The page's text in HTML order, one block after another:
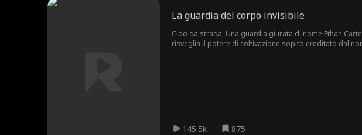
La guardia del corpo invisibile
Cibo da strada. Una guardia giurata di nome Ethan
risveglia il potere di coltivazione sopito ereditato dal
145.5k 875